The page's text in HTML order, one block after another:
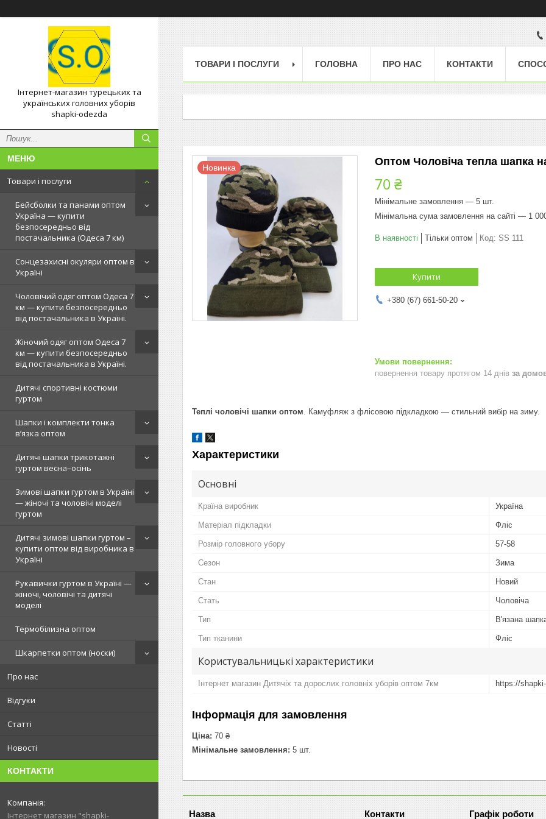
Інтернет-магазин турецьких та
українських головних уборів
shapki-odezda
Товари і послуги
Бейсболки та панами оптом
Україна — купити
безпосередньо від
постачальника (Одеса 7 км)
Сонцезахисні окуляри оптом в
Україні
Чоловічий одяг оптом Одеса 7
км — купити безпосередньо
від постачальника в Україні.
Жіночий одяг оптом Одеса 7
км — купити безпосередньо
від постачальника в Україні.
Дитячі спортивні костюми
гуртом
Шапки і комплекти тонка
в’язка оптом
Дитячі шапки трикотажні
гуртом весна–осінь
Зимові шапки гуртом в Україні
— жіночі та чоловічі моделі
гуртом
Дитячі зимові шапки гуртом –
купити оптом від виробника в
Україні
Рукавички гуртом в Україні —
жіночі, чоловічі та дитячі
моделі
Термобілизна оптом
Шкарпетки оптом (носки)
Про нас
Відгуки
Статті
Новості
КОНТАКТИ
Інтернет магазин "shapki-
ТОВАРИ І ПОСЛУГИ ГОЛОВНА ПРО НАС КОНТАКТИ
Новинка Оптом Чоловіча тепла шапка
70 ₴
Мінімальне замовлення — 5 шт.
Мінімальна сума замовлення на сайті — 1
В наявності Тільки оптом Код: SS 111
Купити
+380 (67) 661-50-20
повернення товару протягом 14 днів за
Теплі чоловічі шапки оптом . Камуфляж з флісовою підкладкою — стильний вибір на зиму.
Характеристики
Основні
Країна виробник Україна
Матеріал підкладки Фліс
Розмір головного убору 57-58
Сезон Зима
Стан Новий
Стать Чоловіча
Тип В'язана
Тип тканини Фліс
Користувальницькі характеристики
Інтернет магазин Дитячіх та дорослих головніх уборів оптом 7км https://
Інформація для замовлення
Ціна: 70 ₴
Мінімальне замовлення: 5 шт.
Графік роботи